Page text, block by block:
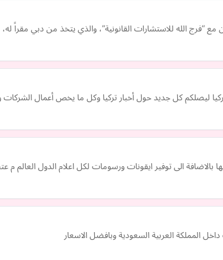
“فرج الله للاستشارات القانونية”، والذي يتخذ من دبي مقراً
ليصلكم كل جديد حول أخبار تركيا وكل ما يخص أعمال الشركات
بالاضافة الى توفير ايقونات ورسومات لكل اعلام الدول العالم م
المملكة العربية السعودية وبافضل الاسعار